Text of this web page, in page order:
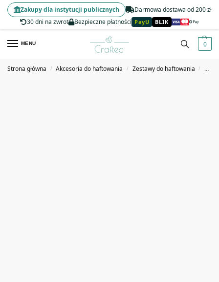
Darmowa dostawa od 200 zł
30 dni na zwrot
Bezpieczne płatności PayU BLIK
Zakupy dla instytucji publicznych
MENU 0
Strona główna / Akcesoria do haftowania / Zestawy do haftowania /